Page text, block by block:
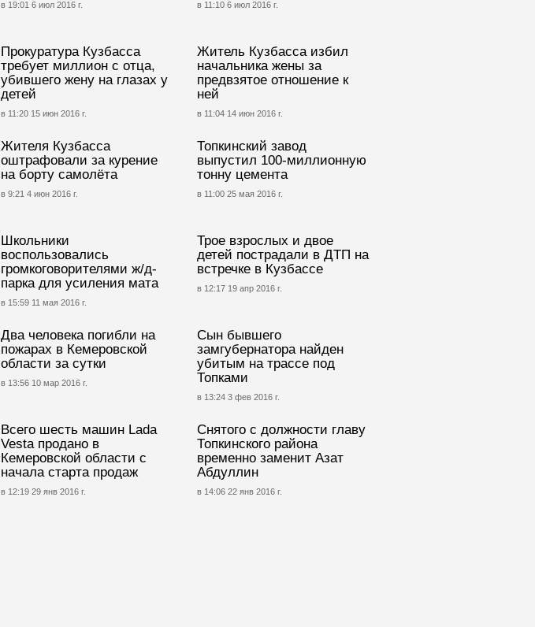
в 19:01 6 июл 2016 г. в 11:10 6 июл 2016 г.
Прокуратура Кузбасса
требует миллион с отца,
убившего жену на глазах у
детей
в 11:20 15 июн 2016 г.
Житель Кузбасса избил
начальника жены за
предвзятое отношение к
ней
в 11:04 14 июн 2016 г.
Жителя Кузбасса
оштрафовали за курение
на борту самолёта
в 9:21 4 июн 2016 г.
Топкинский завод
выпустил 100-миллионную
тонну цемента
в 11:00 25 мая 2016 г.
Школьники
воспользовались
громкоговорителями ж/д-
парка для усиления мата
в 15:59 11 мая 2016 г.
Трое взрослых и двое
детей пострадали в ДТП на
встречке в Кузбассе
в 12:17 19 апр 2016 г.
Два человека погибли на
пожарах в Кемеровской
области за сутки
в 13:56 10 мар 2016 г.
Сын бывшего
замгубернатора найден
убитым на трассе под
Топками
в 13:24 3 фев 2016 г.
Всего шесть машин Lada
Vesta продано в
Кемеровской области с
начала старта продаж
в 12:19 29 янв 2016 г.
Снятого с должности главу
Топкинского района
временно заменит Азат
Абдуллин
в 14:06 22 янв 2016 г.